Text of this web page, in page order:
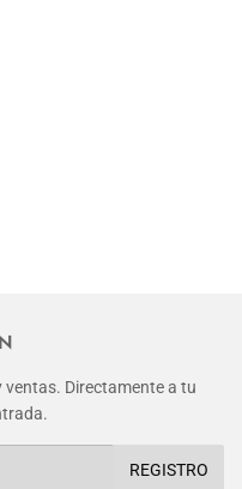
Directamente a tu
REGISTRO